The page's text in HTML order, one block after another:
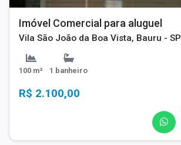
Imóvel Comercial para aluguel
Vila São João da Boa Vista, Bauru - SP
100 m² 1 banheiro
R$ 2.100,00